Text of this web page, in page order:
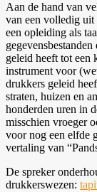
Aan de hand van
van een volledig uit
een opleiding als
geleid heeft tot een
instrument voor
drukkers geleid
straten, huizen en
honderden uren in
misschien vroeger
voor nog een elfde
vertaling van
De spreker
drukkerswezen: